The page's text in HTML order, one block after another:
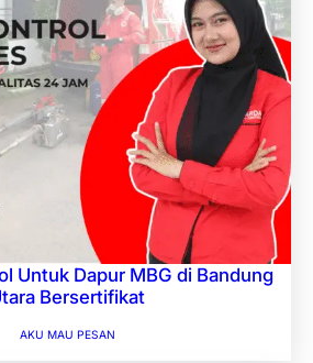
Untuk Dapur MBG di Bandung
Bersertifikat
AKU MAU PESAN